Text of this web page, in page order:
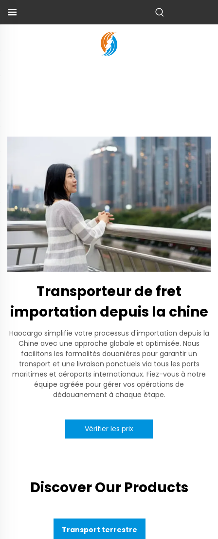
Transporteur de fret
importation depuis la chine
Haocargo simplifie votre processus d'importation depuis la
Chine avec une approche globale et optimisée. Nous
facilitons les formalités douanières pour garantir un
transport et une livraison ponctuels via tous les ports
maritimes et aéroports internationaux. Fiez-vous à notre
équipe agréée pour gérer vos opérations de
dédouanement à chaque étape.
Vérifier les prix
Discover Our Products
Transport terrestre